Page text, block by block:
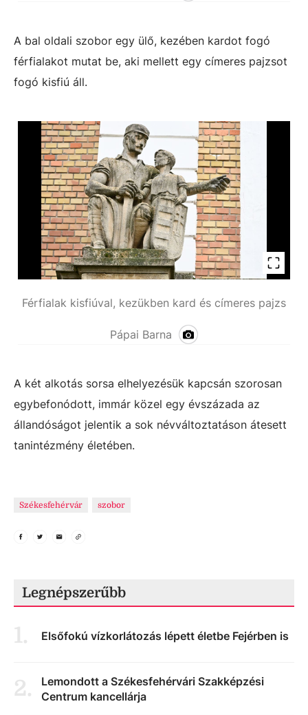
A bal oldali szobor egy ülő, kezében kardot fogó
férfialakot mutat be, aki mellett egy címeres pajzsot
fogó kisfiú áll.
Férfialak kisfiúval, kezükben kard és címeres pajzs
Pápai Barna
A két alkotás sorsa elhelyezésük kapcsán szorosan
egybefonódott, immár közel egy évszázada az
állandóságot jelentik a sok névváltoztatáson átesett
tanintézmény életében.
Székesfehérvár szobor
Legnépszerűbb
1. Elsőfokú vízkorlátozás lépett életbe Fejérben is
2.
Lemondott a Székesfehérvári Szakképzési
Centrum kancellárja